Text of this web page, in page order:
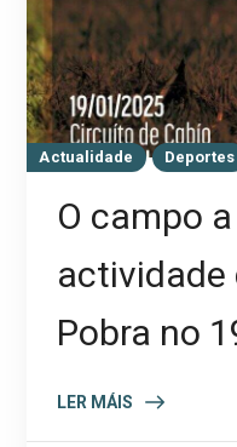
Actualidade Deportes
O campo
actividade
Pobra no
LER MÁIS